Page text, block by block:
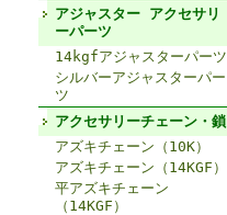
アジャスター アクセサリ
ーパーツ
14kgfアジャスターパーツ
シルバーアジャスターパー
ツ
アクセサリーチェーン・鎖
アズキチェーン（10K）
アズキチェーン（14KGF）
平アズキチェーン
（14KGF）